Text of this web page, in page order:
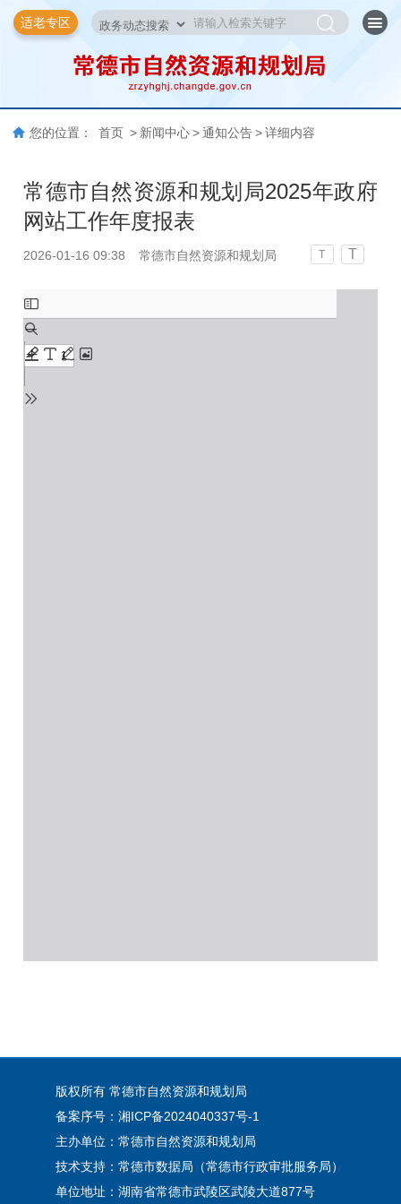
适老专区
您的位置： 首页 > 新闻中心 > 通知公告 > 详细内容
常德市自然资源和规划局2025年政府
网站工作年度报表
2026-01-16 09:38 常德市自然资源和规划局 T T
版权所有 常德市自然资源和规划局
备案序号：湘ICP备2024040337号-1
主办单位：常德市自然资源和规划局
技术支持：常德市数据局（常德市行政审批服务局）
单位地址：湖南省常德市武陵区武陵大道877号